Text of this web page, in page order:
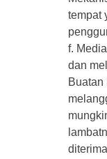
tempat
f.
dan